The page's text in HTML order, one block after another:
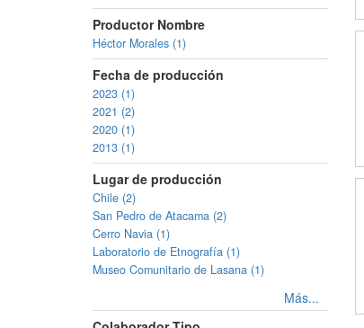
Productor Nombre
Héctor Morales (1)
Fecha de producción
2023 (1)
2021 (2)
2020 (1)
2013 (1)
Lugar de producción
Chile (2)
San Pedro de Atacama (2)
Cerro Navia (1)
Laboratorio de Etnografía (1)
Museo Comunitario de Lasana (1)
Más...